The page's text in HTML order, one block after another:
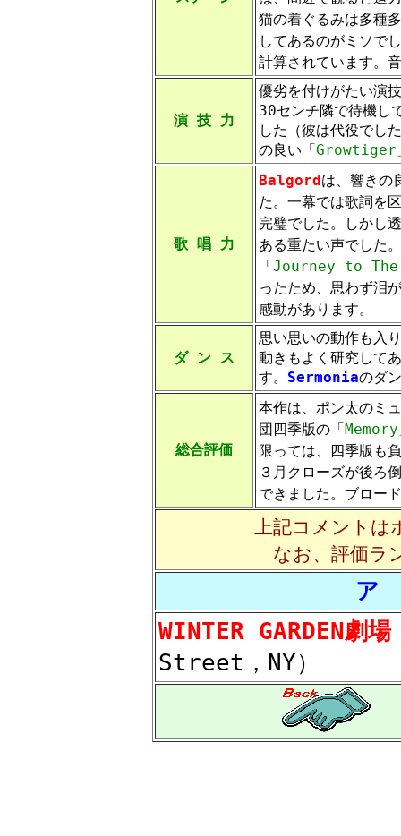
猫の着ぐるみは多種
してあるのがミソで
計算されています。
演 技 力
優劣を付けがたい演
30センチ隣で待機し
した（彼は代役でし
の良い「Growtiger
歌 唱 力
Balgordは、響きの
た。一幕では歌詞を
完璧でした。しかし
ある重たい声でした。
「Journey to
ったため、思わず泪
感動があります。
ダ ン ス
思い思いの動作も入
動きもよく研究して
す。 Sermoniaのダ
総合評価
本作は、ポン太のミ
団四季版の「Memory
限っては、四季版も
３月クローズが後ろ
できました。ブロー
上記コメントは
なお、評価ラ
ア
WINTER GARDEN劇場
Street，NY）